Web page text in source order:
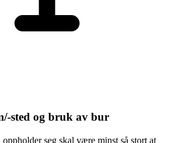
sted og bruk av bur
seg skal være minst så stort at